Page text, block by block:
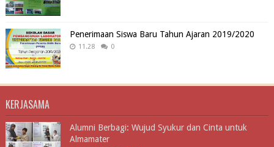
Penerimaan Siswa Baru Tahun Ajaran 2019/2020
11.28 0
KERJASAMA
Alumni Berbagi: Wujud Syukur dan Cinta untuk
Almamater